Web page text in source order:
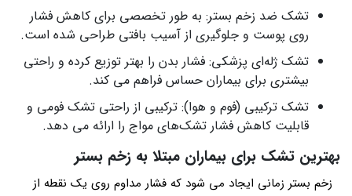
تشک ضد زخم بستر: به طور تخصصی برای کاهش فشار
روی پوست و جلوگیری از آسیب بافتی طراحی شده است.
تشک ژله‌ای پزشکی: فشار بدن را بهتر توزیع کرده و راحتی
بیشتری برای بیماران حساس فراهم می کند.
تشک ترکیبی (فوم و هوا): ترکیبی از راحتی تشک فومی و
قابلیت کاهش فشار تشک‌های مواج را ارائه می دهد.
بهترین تشک برای بیماران مبتلا به زخم بستر
زخم بستر زمانی ایجاد می شود که فشار مداوم روی یک نقطه از